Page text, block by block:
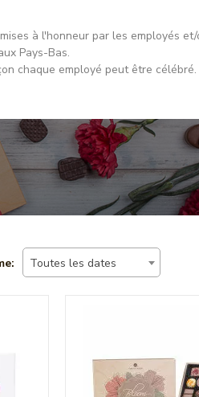
à l'honneur par les employés
Pays-Bas.
chaque employé peut être
Toutes les dates